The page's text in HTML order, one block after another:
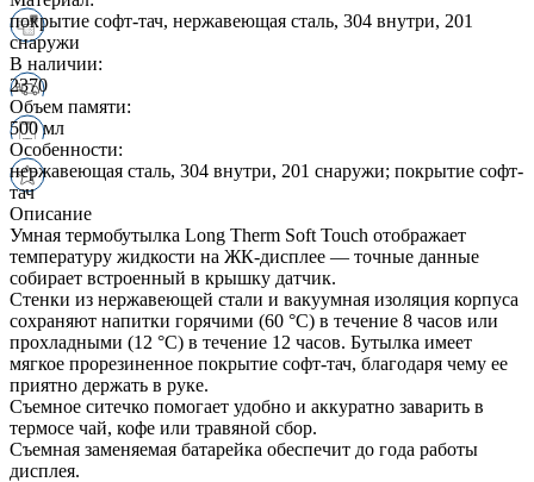
покрытие софт-тач, нержавеющая сталь, 304 внутри, 201
снаружи
В наличии:
2370
Объем памяти:
500 мл
Особенности:
нержавеющая сталь, 304 внутри, 201 снаружи; покрытие софт-
тач
Описание
Умная термобутылка Long Therm Soft Touch отображает
температуру жидкости на ЖК-дисплее — точные данные
собирает встроенный в крышку датчик.
Стенки из нержавеющей стали и вакуумная изоляция корпуса
сохраняют напитки горячими (60 °C) в течение 8 часов или
прохладными (12 °C) в течение 12 часов. Бутылка имеет
мягкое прорезиненное покрытие софт-тач, благодаря чему ее
приятно держать в руке.
Съемное ситечко помогает удобно и аккуратно заварить в
термосе чай, кофе или травяной сбор.
Съемная заменяемая батарейка обеспечит до года работы
дисплея.